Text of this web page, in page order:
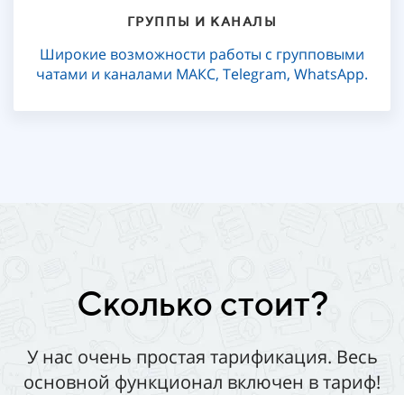
ГРУППЫ И КАНАЛЫ
Широкие возможности работы с групповыми
чатами и каналами МАКС, Telegram, WhatsApp.
Сколько стоит?
У нас очень простая тарификация. Весь
основной функционал включен в тариф!